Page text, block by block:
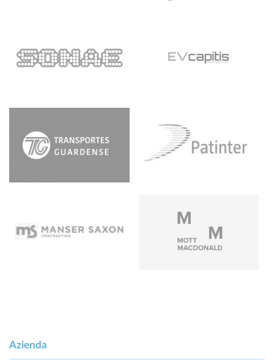
Azienda